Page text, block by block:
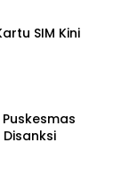
SIM Kini
Disanksi